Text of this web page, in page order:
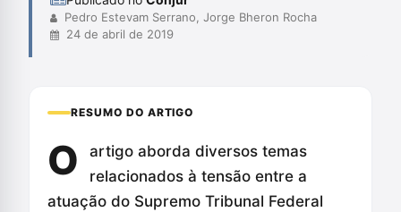
Pedro Estevam Serrano, Jorge Bheron Rocha
24 de abril de 2019
RESUMO DO ARTIGO
O
artigo aborda diversos temas
relacionados à tensão entre a
atuação do Supremo Tribunal Federal